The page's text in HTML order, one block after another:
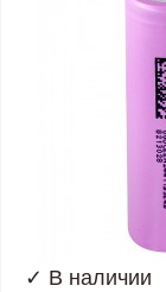
✓ В наличии